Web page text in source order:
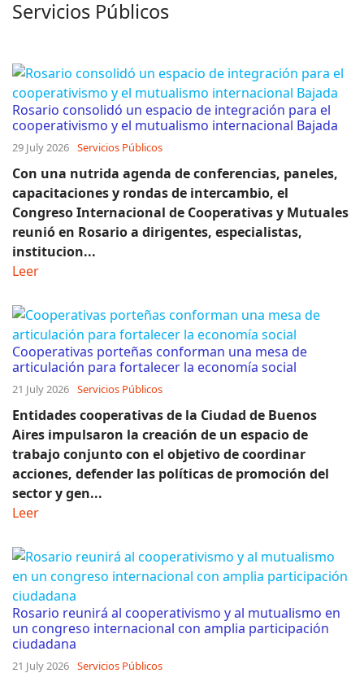
Servicios Públicos
Rosario consolidó un espacio de integración para el
cooperativismo y el mutualismo internacional Bajada
29 July 2026 Servicios Públicos
Con una nutrida agenda de conferencias, paneles,
capacitaciones y rondas de intercambio, el
Congreso Internacional de Cooperativas y Mutuales
reunió en Rosario a dirigentes, especialistas,
institucion...
Leer
Cooperativas porteñas conforman una mesa de
articulación para fortalecer la economía social
21 July 2026 Servicios Públicos
Entidades cooperativas de la Ciudad de Buenos
Aires impulsaron la creación de un espacio de
trabajo conjunto con el objetivo de coordinar
acciones, defender las políticas de promoción del
sector y gen...
Leer
Rosario reunirá al cooperativismo y al mutualismo en
un congreso internacional con amplia participación
ciudadana
21 July 2026 Servicios Públicos